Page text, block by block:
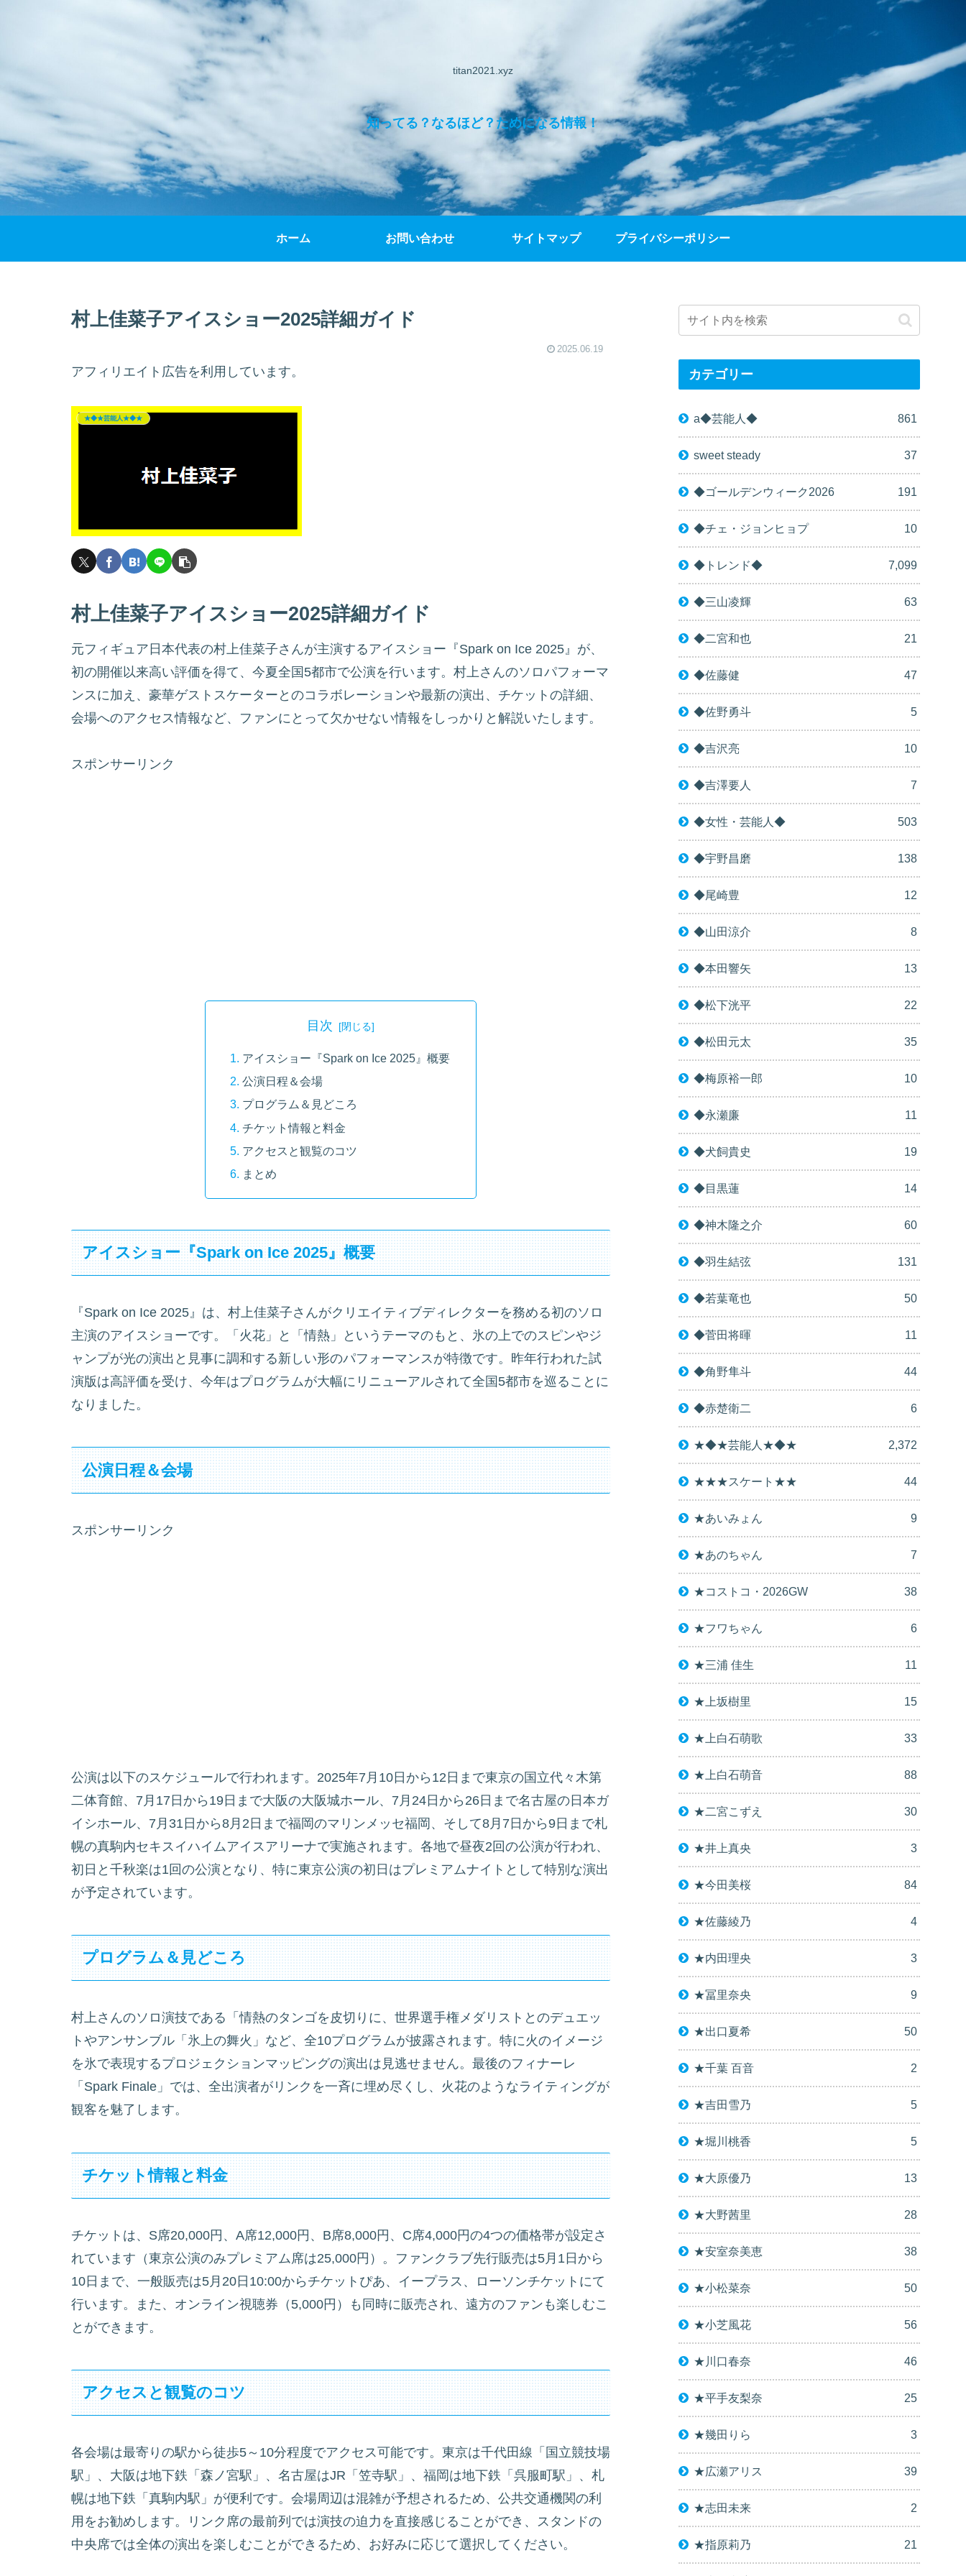
titan2021.xyz
知ってる？なるほど？ためになる情報！
ホーム お問い合わせ サイトマップ プライバシーポリシー
村上佳菜子アイスショー2025詳細ガイド
2025.06.19
アフィリエイト広告を利用しています。
★◆★芸能人★◆★
村上佳菜子アイスショー2025詳細ガイド
元フィギュア日本代表の村上佳菜子さんが主演するアイスショー『Spark on Ice 2025』が、
初の開催以来高い評価を得て、今夏全国5都市で公演を行います。村上さんのソロパフォーマ
ンスに加え、豪華ゲストスケーターとのコラボレーションや最新の演出、チケットの詳細、
会場へのアクセス情報など、ファンにとって欠かせない情報をしっかりと解説いたします。
スポンサーリンク
目次
アイスショー『Spark on Ice 2025』概要
公演日程＆会場
プログラム＆見どころ
チケット情報と料金
アクセスと観覧のコツ
まとめ
アイスショー『Spark on Ice 2025』概要
『Spark on Ice 2025』は、村上佳菜子さんがクリエイティブディレクターを務める初のソロ
主演のアイスショーです。「火花」と「情熱」というテーマのもと、氷の上でのスピンやジ
ャンプが光の演出と見事に調和する新しい形のパフォーマンスが特徴です。昨年行われた試
演版は高評価を受け、今年はプログラムが大幅にリニューアルされて全国5都市を巡ることに
なりました。
公演日程＆会場
スポンサーリンク
公演は以下のスケジュールで行われます。2025年7月10日から12日まで東京の国立代々木第
二体育館、7月17日から19日まで大阪の大阪城ホール、7月24日から26日まで名古屋の日本ガ
イシホール、7月31日から8月2日まで福岡のマリンメッセ福岡、そして8月7日から9日まで札
幌の真駒内セキスイハイムアイスアリーナで実施されます。各地で昼夜2回の公演が行われ、
初日と千秋楽は1回の公演となり、特に東京公演の初日はプレミアムナイトとして特別な演出
が予定されています。
プログラム＆見どころ
村上さんのソロ演技である「情熱のタンゴを皮切りに、世界選手権メダリストとのデュエッ
トやアンサンブル「氷上の舞火」など、全10プログラムが披露されます。特に火のイメージ
を氷で表現するプロジェクションマッピングの演出は見逃せません。最後のフィナーレ
「Spark Finale」では、全出演者がリンクを一斉に埋め尽くし、火花のようなライティングが
観客を魅了します。
チケット情報と料金
チケットは、S席20,000円、A席12,000円、B席8,000円、C席4,000円の4つの価格帯が設定さ
れています（東京公演のみプレミアム席は25,000円）。ファンクラブ先行販売は5月1日から
10日まで、一般販売は5月20日10:00からチケットぴあ、イープラス、ローソンチケットにて
行います。また、オンライン視聴券（5,000円）も同時に販売され、遠方のファンも楽しむこ
とができます。
アクセスと観覧のコツ
各会場は最寄りの駅から徒歩5～10分程度でアクセス可能です。東京は千代田線「国立競技場
駅」、大阪は地下鉄「森ノ宮駅」、名古屋はJR「笠寺駅」、福岡は地下鉄「呉服町駅」、札
幌は地下鉄「真駒内駅」が便利です。会場周辺は混雑が予想されるため、公共交通機関の利
用をお勧めします。リンク席の最前列では演技の迫力を直接感じることができ、スタンドの
中央席では全体の演出を楽しむことができるため、お好みに応じて選択してください。
カテゴリー
a◆芸能人◆ 861
sweet steady 37
◆ゴールデンウィーク2026 191
◆チェ・ジョンヒョプ 10
◆トレンド◆ 7,099
◆三山凌輝 63
◆二宮和也 21
◆佐藤健 47
◆佐野勇斗 5
◆吉沢亮 10
◆吉澤要人 7
◆女性・芸能人◆ 503
◆宇野昌磨 138
◆尾崎豊 12
◆山田涼介 8
◆本田響矢 13
◆松下洸平 22
◆松田元太 35
◆梅原裕一郎 10
◆永瀬廉 11
◆犬飼貴史 19
◆目黒蓮 14
◆神木隆之介 60
◆羽生結弦 131
◆若葉竜也 50
◆菅田将暉 11
◆角野隼斗 44
◆赤楚衛二 6
★◆★芸能人★◆★ 2,372
★★★スケート★★ 44
★あいみょん 9
★あのちゃん 7
★コストコ・2026GW 38
★フワちゃん 6
★三浦 佳生 11
★上坂樹里 15
★上白石萌歌 33
★上白石萌音 88
★二宮こずえ 30
★井上真央 3
★今田美桜 84
★佐藤綾乃 4
★内田理央 3
★冨里奈央 9
★出口夏希 50
★千葉 百音 2
★吉田雪乃 5
★堀川桃香 5
★大原優乃 13
★大野茜里 28
★安室奈美恵 38
★小松菜奈 50
★小芝風花 56
★川口春奈 46
★平手友梨奈 25
★幾田りら 3
★広瀬アリス 39
★志田未来 2
★指原莉乃 21